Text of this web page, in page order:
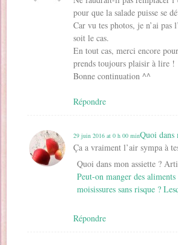
pour que la salade puisse se
Car vu tes photos, je n’ai pas
soit le cas.
En tout cas, merci encore
prends toujours plaisir à lire !
Bonne continuation ^^
Répondre
Quoi dans
29 juin 2016 at 0 h 00 min
Ça a vraiment l’air sympa à
Quoi dans mon assiette ?
Peut-on manger des aliments
moisissures sans risque ?
Répondre